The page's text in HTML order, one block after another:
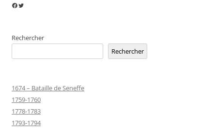
Facebook
Twitter
Rechercher
Rechercher
1674 – Bataille de Seneffe
1759-1760
1778-1783
1793-1794